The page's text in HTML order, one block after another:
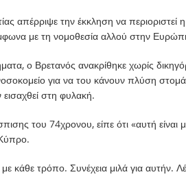
απέρριψε την έκκληση να περιοριστεί
με τη νομοθεσία αλλού στην
ο Βρετανός ανακρίθηκε χωρίς
για να του κάνουν πλύση
στη φυλακή.
του 74χρονου, είπε ότι «αυτή είναι
κάθε τρόπο. Συνέχεια μιλά για αυτήν.